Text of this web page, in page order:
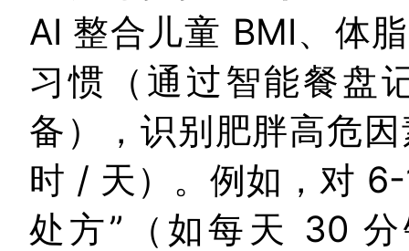
AI 整合儿童 BMI、体
习惯（通过智能餐盘
备），识别肥胖高危
时 / 天）。例如，对
处方”（如每天 30